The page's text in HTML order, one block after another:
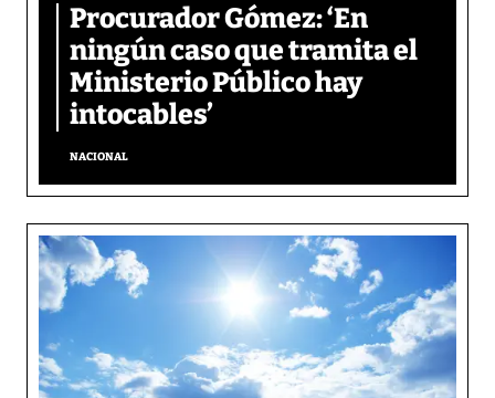
Procurador Gómez: ‘En
ningún caso que tramita el
Ministerio Público hay
intocables’
NACIONAL